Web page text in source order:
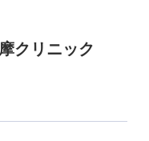
クリニック